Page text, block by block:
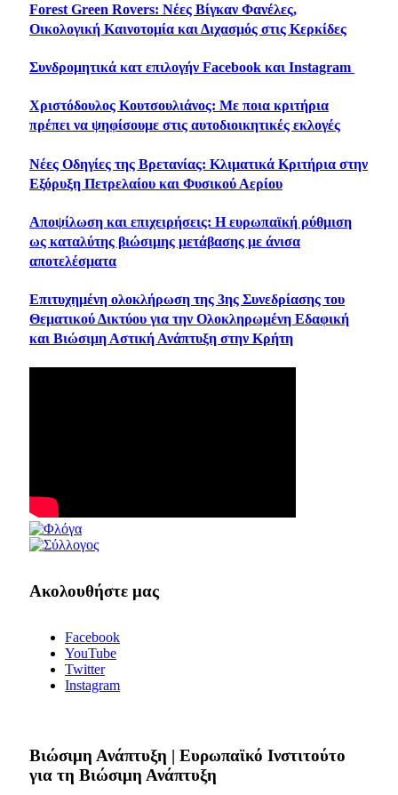
Forest Green Rovers: Νέες Βίγκαν Φανέλες,
Οικολογική Καινοτομία και Διχασμός στις Κερκίδες
Συνδρομητικά κατ επιλογήν Facebook και Instagram
Χριστόδουλος Κουτσουλιάνος: Με ποια κριτήρια
πρέπει να ψηφίσουμε στις αυτοδιοικητικές εκλογές
Νέες Οδηγίες της Βρετανίας: Κλιματικά Κριτήρια στην
Εξόρυξη Πετρελαίου και Φυσικού Αερίου
Αποψίλωση και επιχειρήσεις: Η ευρωπαϊκή ρύθμιση
ως καταλύτης βιώσιμης μετάβασης με άνισα
αποτελέσματα
Επιτυχημένη ολοκλήρωση της 3ης Συνεδρίασης του
Θεματικού Δικτύου για την Ολοκληρωμένη Εδαφική
και Βιώσιμη Αστική Ανάπτυξη στην Κρήτη
Ακολουθήστε μας
Facebook
YouTube
Twitter
Instagram
Bιώσιμη Ανάπτυξη | Ευρωπαϊκό Ινστιτούτο
για τη Βιώσιμη Ανάπτυξη